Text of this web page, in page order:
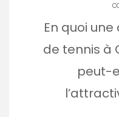
En quoi
de tennis à
peut-